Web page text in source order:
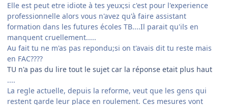
Elle est peut etre idiote à tes yeux;si c'est pour l'experience
professionnelle alors vous n'avez qu'à faire assistant
formation dans les futures écoles TB....Il parait qu'ils en
manquent cruellement.....
Au fait tu ne m'as pas repondu;si on t'avais dit tu reste mais
en FAC????
TU n'a pas du lire tout le sujet car la réponse etait plus haut
....
La regle actuelle, depuis la reforme, veut que les gens qui
restent garde leur place en roulement. Ces mesures vont